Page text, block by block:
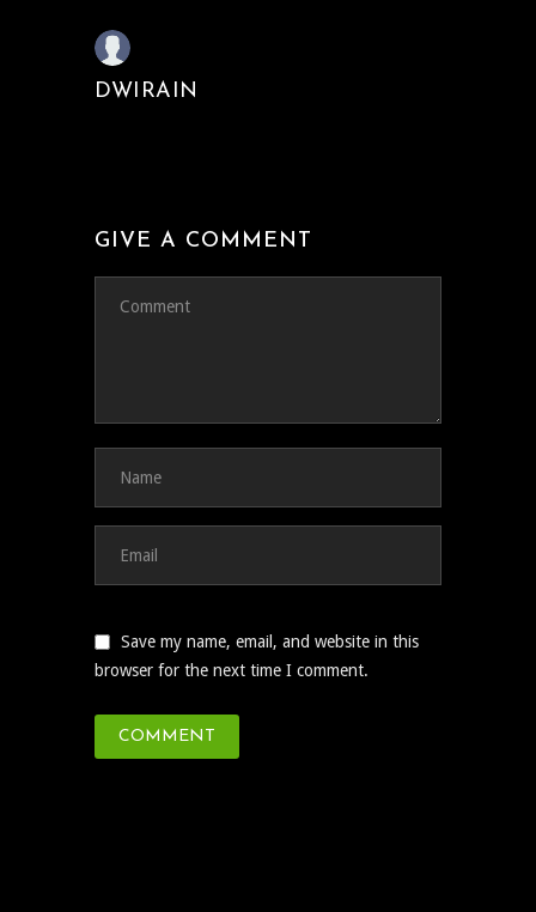
DWIRAIN
GIVE A COMMENT
Save my name, email, and website in this
browser for the next time I comment.